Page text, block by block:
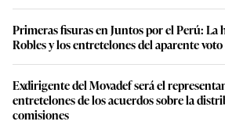
Primeras fisuras en Juntos por el Perú: La
Robles y los entretelones del aparente
Exdirigente del Movadef será el
entretelones de los acuerdos sobre la
comisiones